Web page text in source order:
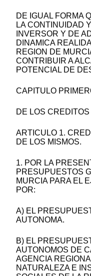
DE IGUAL FORMA
LA CONTINUIDAD
INVERSOR Y DE
DINAMICA
REGION DE
CONTRIBUIR A
POTENCIAL DE
CAPITULO
DE LOS
ARTICULO 1.
DE LOS MISMOS.
1. POR LA
PRESUPUESTOS
MURCIA PARA EL
POR:
A) EL
AUTONOMA.
B) EL
AUTONOMOS DE
AGENCIA
NATURALEZA E